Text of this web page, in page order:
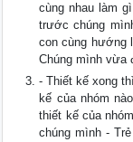
cùng nhau làm
trước chúng
con cùng hướng
Chúng mình vừa
- Thiết kế xong
kế của nhóm
thiết kế của
chúng mình -